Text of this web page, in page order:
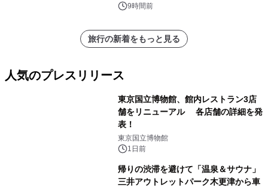
9時間前
旅行の新着をもっと見る
人気のプレスリリース
東京国立博物館、館内レストラン3店
舗をリニューアル 各店舗の詳細を発
表！
東京国立博物館
1日前
帰りの渋滞を避けて「温泉＆サウナ」
三井アウトレットパーク木更津から車